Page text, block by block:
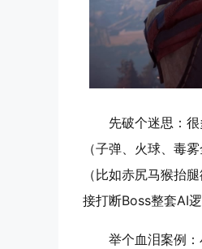
先破个迷思：
（子弹、火球、毒
（比如赤尻马猴抬
接打断Boss整套AI逻
举个血泪案例